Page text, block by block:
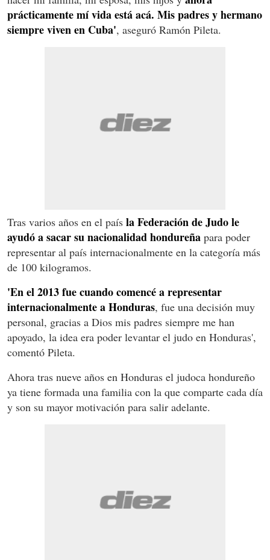
prácticamente mí vida está acá. Mis padres y hermano
siempre viven en Cuba', aseguró Ramón Pileta.
Tras varios años en el país la Federación de Judo le
ayudó a sacar su nacionalidad hondureña para poder
representar al país internacionalmente en la categoría más
de 100 kilogramos.
'En el 2013 fue cuando comencé a representar
internacionalmente a Honduras, fue una decisión muy
personal, gracias a Dios mis padres siempre me han
apoyado, la idea era poder levantar el judo en Honduras',
comentó Pileta.
Ahora tras nueve años en Honduras el judoca hondureño
ya tiene formada una familia con la que comparte cada día
y son su mayor motivación para salir adelante.